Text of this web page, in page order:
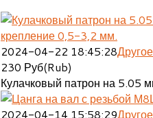
крепление 0,5-3,2 мм.
2024-04-22 18:45:28
230 Руб(Rub)
Кулачковый патрон на 5.05
2024-04-14 15:58:29